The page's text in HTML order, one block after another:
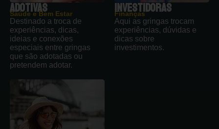
ADOTIVAS
Saúde e Bem Estar
Destinado a troca de
experiências, dicas,
ideias e conexões
especiais entre gringas
que são adotadas ou
pretendem adotar.
INVESTIDORAS
Finanças
Aqui as gringas trocam
experiências, dúvidas e
dicas sobre
investimentos.